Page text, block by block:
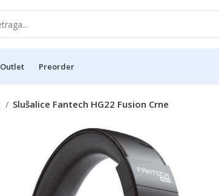
Outlet Preorder
Slušalice Fantech HG22 Fusion Crne